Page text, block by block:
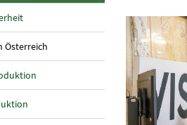
Österreich(aktuelle Seite)